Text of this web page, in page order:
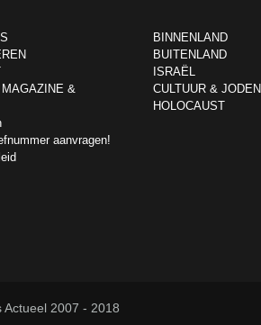
MAGAZINE &
aanvragen!
BINNENLAND
BUITENLAND
ISRAËL
CULTUUR &
HOLOCAUST
Actueel 2007 - 2018